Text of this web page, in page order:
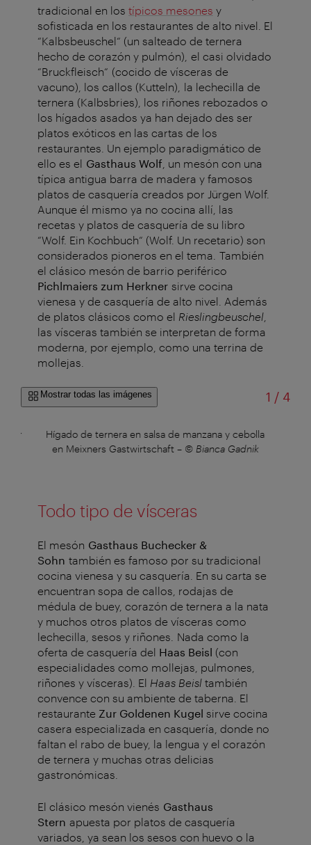
tradicional en los típicos mesones y
sofisticada en los restaurantes de alto nivel. El
“Kalbsbeuschel“ (un salteado de ternera
hecho de corazón y pulmón), el casi olvidado
“Bruckfleisch“ (cocido de vísceras de
vacuno), los callos (Kutteln), la lechecilla de
ternera (Kalbsbries), los riñones rebozados o
los hígados asados ya han dejado des ser
platos exóticos en las cartas de los
restaurantes. Un ejemplo paradigmático de
ello es el Gasthaus Wolf , un mesón con una
típica antigua barra de madera y famosos
platos de casquería creados por Jürgen Wolf.
Aunque él mismo ya no cocina allí, las
recetas y platos de casquería de su libro
“Wolf. Ein Kochbuch“ (Wolf. Un recetario) son
considerados pioneros en el tema. También
el clásico mesón de barrio periférico
Pichlmaiers zum Herkner sirve cocina
vienesa y de casquería de alto nivel. Además
de platos clásicos como el Rieslingbeuschel
las vísceras también se interpretan de forma
moderna, por ejemplo, como una terrina de
mollejas.
Mostrar todas las imágenes 1 /de
4
Hígado de ternera en salsa de manzana y cebolla
en Meixners Gastwirtschaft– © Bianca Gadnik
Todo tipo de vísceras
El mesón Gasthaus Buchecker &
Sohn también es famoso por su tradicional
cocina vienesa y su casquería. En su carta se
encuentran sopa de callos, rodajas de
médula de buey, corazón de ternera a la nata
y muchos otros platos de vísceras como
lechecilla, sesos y riñones. Nada como la
oferta de casquería del Haas Beisl (con
especialidades como mollejas, pulmones,
riñones y vísceras). El Haas Beisl también
convence con su ambiente de taberna. El
restaurante Zur Goldenen Kugel sirve cocina
casera especializada en casquería, donde no
faltan el rabo de buey, la lengua y el corazón
de ternera y muchas otras delicias
gastronómicas.
El clásico mesón vienés Gasthaus
Stern apuesta por platos de casquería
variados, ya sean los sesos con huevo o la